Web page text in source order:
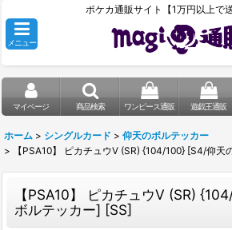
ポケカ通販サイト【1万円以上で
メニュー
マイページ 商品検索 ワンピース通販 遊戯王通販
ホーム > シングルカード > 仰天のボルテッカー
>
【PSA10】 ピカチュウV (SR) {104/100} [S4/仰天
【PSA10】 ピカチュウV (SR)
ボルテッカー] [SS]